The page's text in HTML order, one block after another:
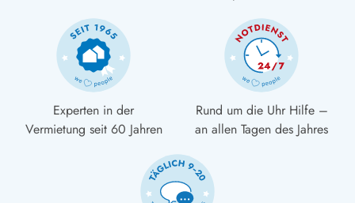
Experten in der
Vermietung seit 60 Jahren
Rund um die Uhr Hilfe –
an allen Tagen des Jahres